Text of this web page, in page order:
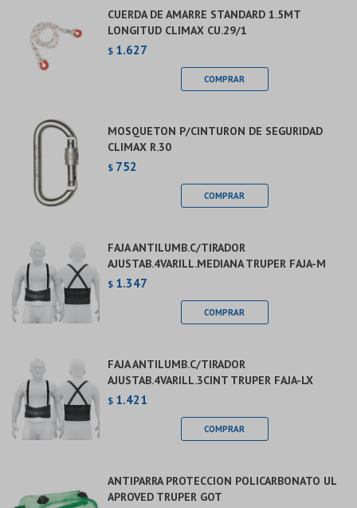
CUERDA DE AMARRE STANDARD 1.5MT
LONGITUD CLIMAX CU.29/1
$ 1.627
MOSQUETON P/CINTURON DE SEGURIDAD
CLIMAX R.30
$ 752
FAJA ANTILUMB.C/TIRADOR
AJUSTAB.4VARILL.MEDIANA TRUPER FAJA-M
$ 1.347
FAJA ANTILUMB.C/TIRADOR
AJUSTAB.4VARILL.3CINT TRUPER FAJA-LX
$ 1.421
ANTIPARRA PROTECCION POLICARBONATO UL
APROVED TRUPER GOT